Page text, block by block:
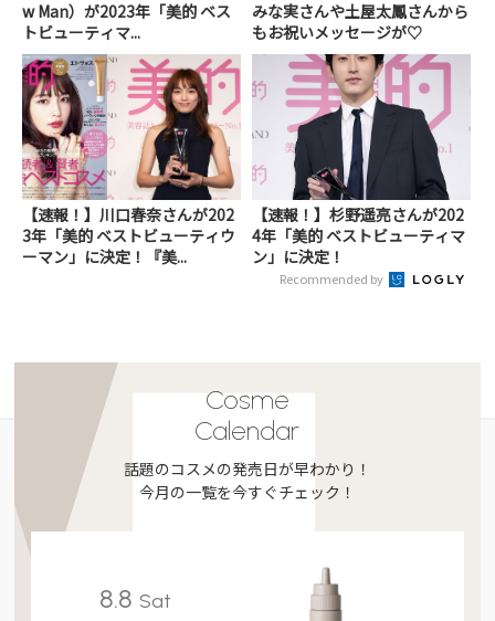
w Man）が2023年「美的 ベス
トビューティマ...
みな実さんや土屋太鳳さんから
もお祝いメッセージが♡
【速報！】川口春奈さんが202
3年「美的 ベストビューティウ
ーマン」に決定！『美...
【速報！】杉野遥亮さんが202
4年「美的 ベストビューティマ
ン」に決定！
Recommended by
Cosme
Calendar
話題のコスメの発売日が早わかり！
今月の一覧を今すぐチェック！
8.8 Sat